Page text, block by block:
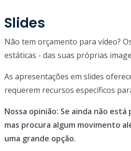
Slides
Não tem orçamento para vídeo?
estáticas - das suas próprias
As apresentações em slides
requerem recursos específicos
Nossa opinião: Se ainda não
mas procura algum movimento
uma grande opção.